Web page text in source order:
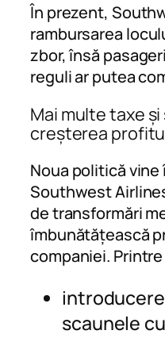
În prezent,
rambursarea
zbor, însă
reguli ar putea
Mai multe taxe
creșterea
Noua politică
Southwest
de transformări
îmbunătățească
companiei.
scaunele